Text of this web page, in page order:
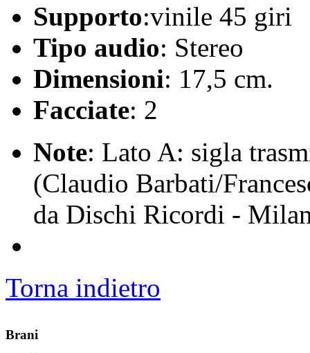
Supporto:vinile 45 giri
Tipo audio: Stereo
Dimensioni: 17,5 cm.
Facciate: 2
Note: Lato A: sigla
(Claudio Barbati/
da Dischi Ricordi -
Torna indietro
Brani